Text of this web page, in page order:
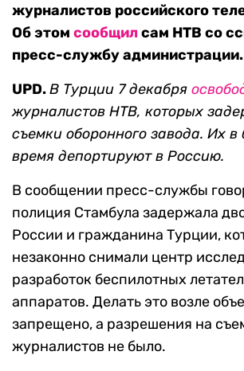
журналистов российского
Об этом сообщилсам НТВ со
пресс-службу администрации.
UPD.В Турции 7 декабря
журналистов НТВ, которых
съемки оборонного завода. Их
время депортируют в Россию.
В сообщении пресс-службы
полиция Стамбула задержала
России и гражданина Турции,
незаконно снимали центр
разработок беспилотных
аппаратов. Делать это возле
запрещено, а разрешения на
журналистов не было.